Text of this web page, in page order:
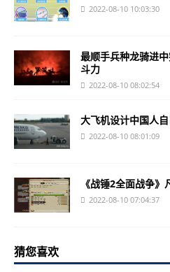
2022-08-10 10:03:30
最顺手兵种龙骑进
斗力
2022-08-10 08:02:54
大飞机设计中国人
2022-08-10 08:01:09
《战锤2全面战争》
2022-08-10 07:04:37
猜您喜欢